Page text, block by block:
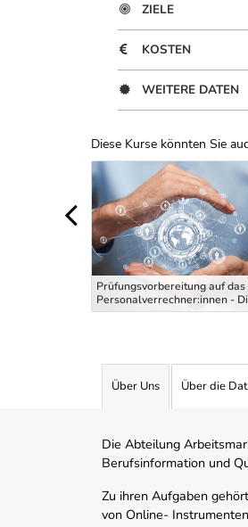
ZIELE
KOSTEN
WEITERE DATEN
Diese Kurse könnten Sie
Uber
Prüfungsvorbereitung auf
Personalverrechner:innen -
Über Uns Über die
Die Abteilung
Berufsinformation und
Zu ihren Aufgaben
von Online-